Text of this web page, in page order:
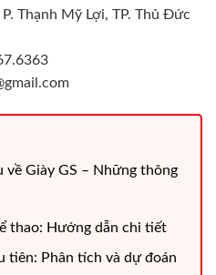
Thạnh Mỹ Lợi, TP. Thủ Đức
về Giày GS – Những thông
thao: Hướng dẫn chi tiết
tiên: Phân tích và dự đoán